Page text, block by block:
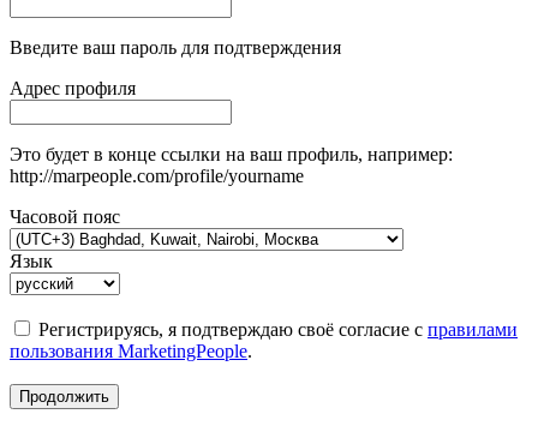
Введите ваш пароль для подтверждения
Адрес профиля
Это будет в конце ссылки на ваш профиль, например:
http://marpeople.com/profile/yourname
Часовой пояс
Язык
Регистрируясь, я подтверждаю своё согласие с правилами
пользования MarketingPeople.
Продолжить